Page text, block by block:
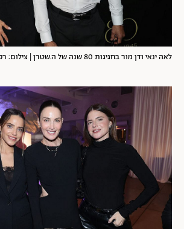
לאה ינאי ודן מור בחגיגות 80 שנה של ה.שטרן | צילום: רפי דלויה